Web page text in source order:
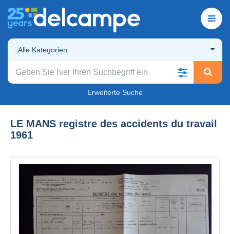
Alle Kategorien
Erweiterte Suche
LE MANS registre des accidents du travail
1961